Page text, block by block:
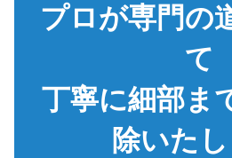
プロが専門の
て
丁寧に細部ま
除いた